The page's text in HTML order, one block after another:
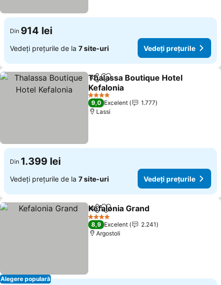
Din 914 lei
Vedeți prețurile de la 7 site-uri Vedeți prețurile
DistribuițiAdăugaţi la favorite
Thalassa Boutique Hotel
Kefalonia
Vedeți prețurile
4 Stele
9,0 Excelent
1.777
Lassi
Din 1.399 lei
Vedeți prețurile de la 7 site-uri Vedeți prețurile
Alegere populară
DistribuițiAdăugaţi la favorite
Kefalonia Grand
4 Stele
8,9 Excelent
2.241
Argostoli